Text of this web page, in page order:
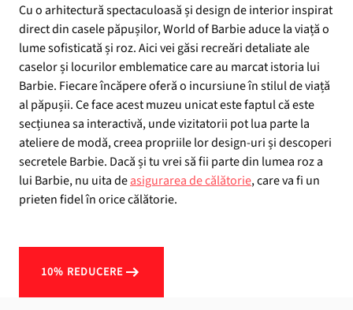
Cu o arhitectură spectaculoasă și design de interior inspirat
direct din casele păpușilor, World of Barbie aduce la viață o
lume sofisticată și roz. Aici vei găsi recreări detaliate ale
caselor și locurilor emblematice care au marcat istoria lui
Barbie. Fiecare încăpere oferă o incursiune în stilul de viață
al păpușii. Ce face acest muzeu unicat este faptul că este
secțiunea sa interactivă, unde vizitatorii pot lua parte la
ateliere de modă, creea propriile lor design-uri și descoperi
secretele Barbie. Dacă și tu vrei să fii parte din lumea roz a
lui Barbie, nu uita deasigurarea de călătorie, care va fi un
prieten fidel în orice călătorie.
10% REDUCERE